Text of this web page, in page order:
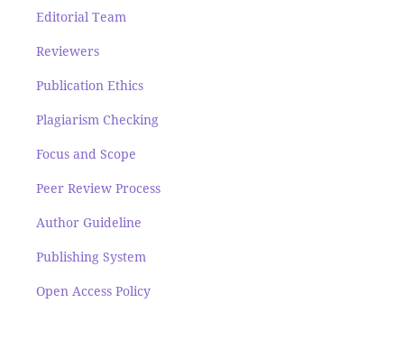
Editorial Team
Reviewers
Publication Ethics
Plagiarism Checking
Focus and Scope
Peer Review Process
Author Guideline
Publishing System
Open Access Policy